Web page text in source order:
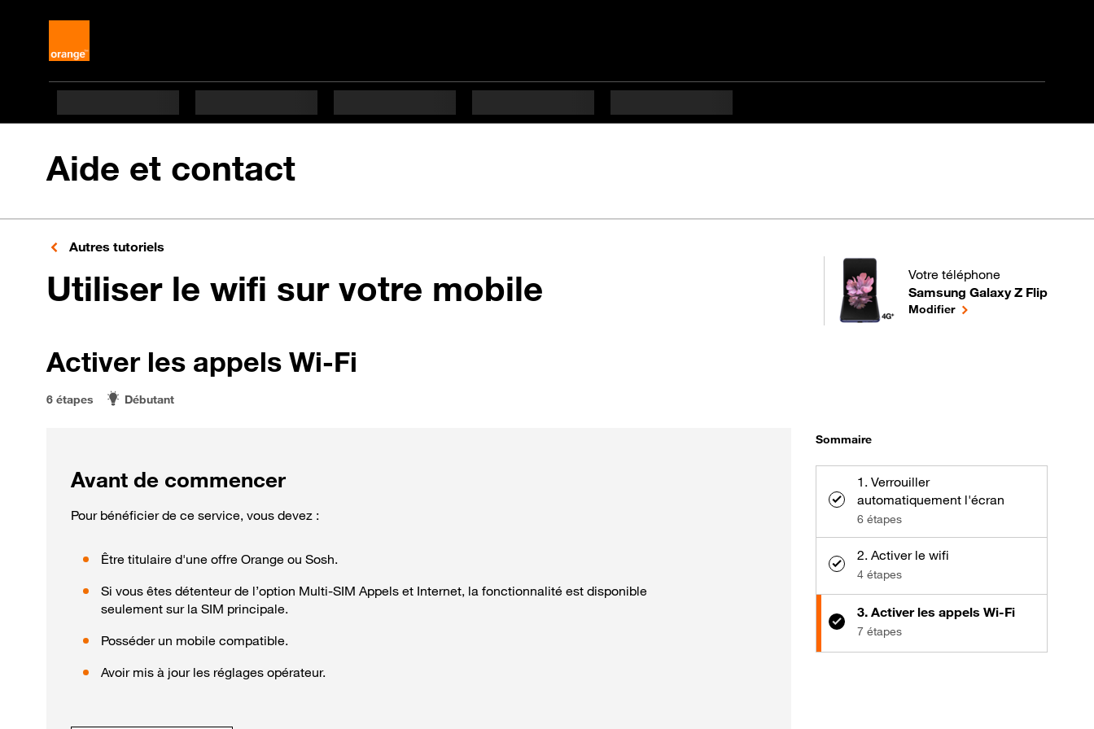
Aide et contact
Autres tutoriels
Utiliser le wifi sur votre mobile
Votre téléphone
Samsung Galaxy Z Flip
pour votre Samsung Galaxy Z
Modifierle téléphone sélectionné
Activer les appels Wi-Fi
6 étapes Débutant
Avant de commencer
Pour bénéficier de ce service, vous devez :
Être titulaire d'une offre Orange ou Sosh.
Si vous êtes détenteur de l’option Multi-SIM Appels et Internet, la fonctionnalité est disponible
seulement sur la SIM principale.
Posséder un mobile compatible.
Avoir mis à jour les réglages opérateur.
Sommaire
1. Verrouiller
automatiquement l'écran
6 étapes
2. Activer le wifi
4 étapes
3. Activer les appels Wi-Fi
7 étapes